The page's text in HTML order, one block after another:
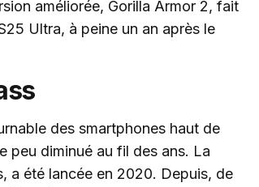
améliorée, Gorilla Armor 2, fait
Ultra, à peine un an après le
des smartphones haut de
peu diminué au fil des ans. La
a été lancée en 2020. Depuis, de